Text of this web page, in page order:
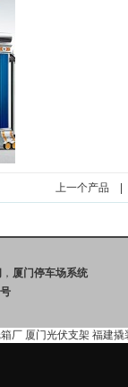
上一个产品
， 厦门停车场系统
厂 厦门光伏支架 福建撬